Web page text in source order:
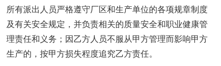
所有派出人员严格遵守厂区和生产单位的各项规章制度
及有关安全规定，并负责相关的质量安全和职业健康管
理责任和义务；因乙方人员不服从甲方管理而影响甲方
生产的，按甲方损失程度追究乙方责任。